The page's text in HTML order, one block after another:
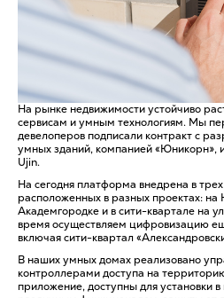
На рынке недвижимости устойчиво
сервисам и умным технологиям. Мы
девелоперов подписали контракт с
умных зданий, компанией «Юникорн»,
Ujin.
На сегодня платформа внедрена в
расположенных в разных проектах:
Академгородке и в сити-квартале на
время осуществляем цифровизацию
включая сити-квартал
В наших умных домах реализовано
контроллерами доступа на
приложение, доступны для установки в